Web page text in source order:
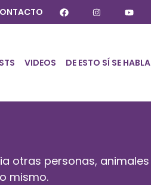
VIDEOS DE ESTO SÍ SE HABLA
otras personas, animales
mismo.